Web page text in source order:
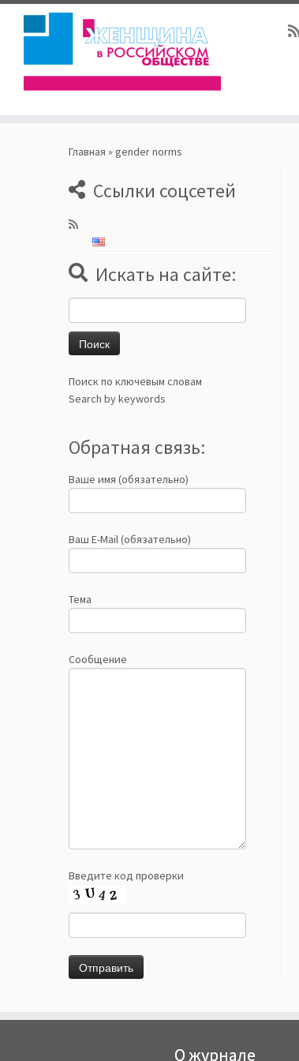
Главная » gender norms
Ссылки соцсетей
Искать на сайте:
Поиск по ключевым словам
Search by keywords
Обратная связь:
Ваше имя (обязательно)
Ваш E-Mail (обязательно)
Тема
Сообщение
Введите код проверки
О журнале